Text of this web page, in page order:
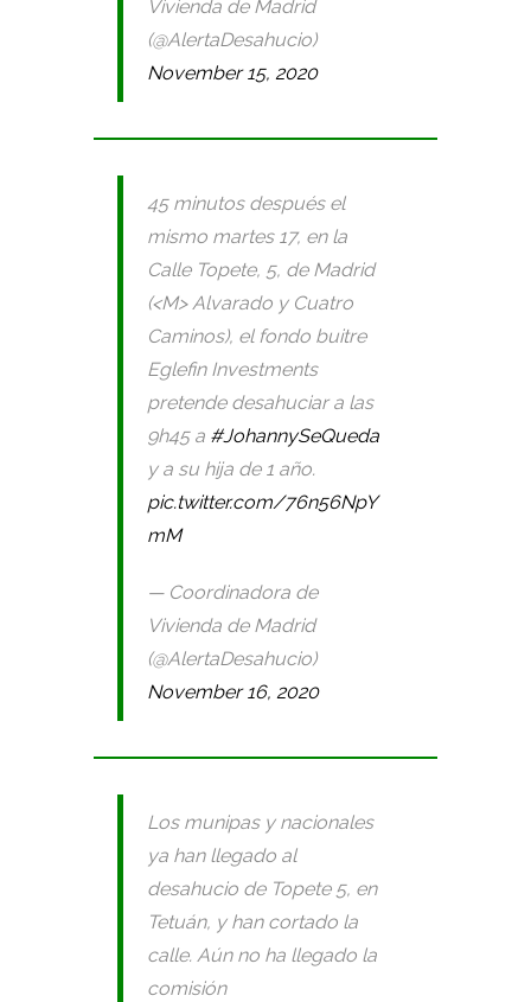
Vivienda de Madrid
(@AlertaDesahucio)
November 15, 2020
45 minutos después el
mismo martes 17, en la
Calle Topete, 5, de Madrid
(<M> Alvarado y Cuatro
Caminos), el fondo buitre
Eglefin Investments
pretende desahuciar a las
9h45 a #JohannySeQueda
y a su hija de 1 año.
pic.twitter.com/76n56NpY
mM
— Coordinadora de
Vivienda de Madrid
(@AlertaDesahucio)
November 16, 2020
Los munipas y nacionales
ya han llegado al
desahucio de Topete 5, en
Tetuán, y han cortado la
calle. Aún no ha llegado la
comisión